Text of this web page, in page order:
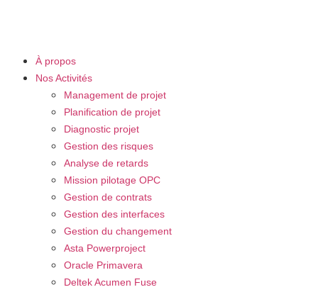
À propos
Nos Activités
Management de projet
Planification de projet
Diagnostic projet
Gestion des risques
Analyse de retards
Mission pilotage OPC
Gestion de contrats
Gestion des interfaces
Gestion du changement
Asta Powerproject
Oracle Primavera
Deltek Acumen Fuse